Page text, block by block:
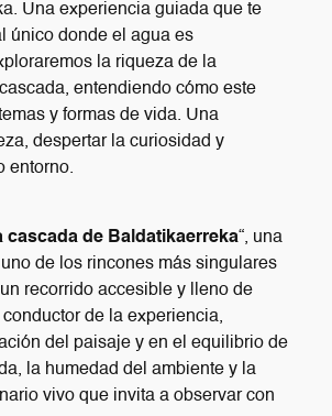
Una experiencia guiada que te
único donde el agua es
la riqueza de la
entendiendo cómo este
y formas de vida. Una
despertar la curiosidad y
entorno.
cascada de Baldatikaerreka“, una
de los rincones más singulares
recorrido accesible y lleno de
de la experiencia,
del paisaje y en el equilibrio de
la humedad del ambiente y la
vivo que invita a observar con